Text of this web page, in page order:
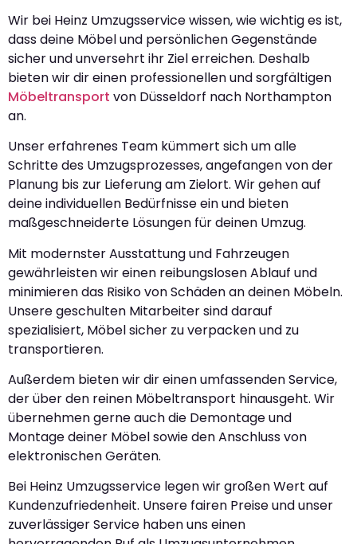
Wir bei Heinz Umzugsservice wissen, wie wichtig es ist,
dass deine Möbel und persönlichen Gegenstände
sicher und unversehrt ihr Ziel erreichen. Deshalb
bieten wir dir einen professionellen und sorgfältigen
Möbeltransport von Düsseldorf nach Northampton
an.
Unser erfahrenes Team kümmert sich um alle
Schritte des Umzugsprozesses, angefangen von der
Planung bis zur Lieferung am Zielort. Wir gehen auf
deine individuellen Bedürfnisse ein und bieten
maßgeschneiderte Lösungen für deinen Umzug.
Mit modernster Ausstattung und Fahrzeugen
gewährleisten wir einen reibungslosen Ablauf und
minimieren das Risiko von Schäden an deinen Möbeln.
Unsere geschulten Mitarbeiter sind darauf
spezialisiert, Möbel sicher zu verpacken und zu
transportieren.
Außerdem bieten wir dir einen umfassenden Service,
der über den reinen Möbeltransport hinausgeht. Wir
übernehmen gerne auch die Demontage und
Montage deiner Möbel sowie den Anschluss von
elektronischen Geräten.
Bei Heinz Umzugsservice legen wir großen Wert auf
Kundenzufriedenheit. Unsere fairen Preise und unser
zuverlässiger Service haben uns einen